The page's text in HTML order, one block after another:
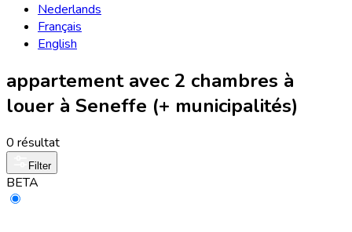
Nederlands
Français
English
appartement avec 2 chambres à
louer à Seneffe (+ municipalités)
0 résultat
Filter
BETA